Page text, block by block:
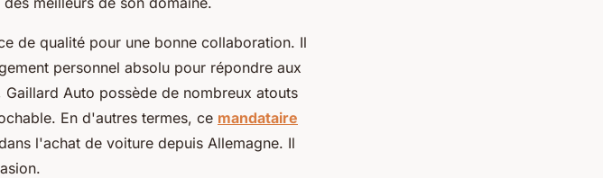
de qualité pour une bonne collaboration. Il
personnel absolu pour répondre aux
Auto possède de nombreux atouts
En d'autres termes, ce mandataire
l'achat de voiture depuis Allemagne. Il